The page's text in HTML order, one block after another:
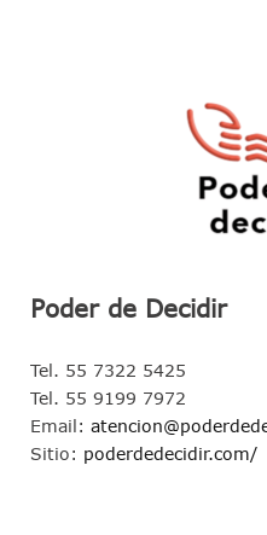
Poder de Decidir
Tel. 55 7322 5425
Tel. 55 9199 7972
Email:
Sitio: poderdedecidir.com/